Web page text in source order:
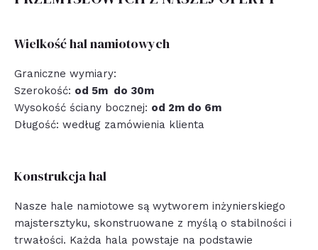
Wielkość hal namiotowych
Graniczne wymiary:
Szerokość: od 5m do 30m
Wysokość ściany bocznej: od 2m do 6m
Długość: według zamówienia klienta
Konstrukcja hal
Nasze hale namiotowe są wytworem inżynierskiego
majstersztyku, skonstruowane z myślą o stabilności i
trwałości. Każda hala powstaje na podstawie